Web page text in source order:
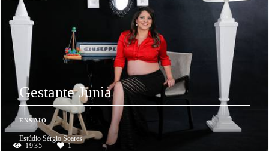
Gestante Junia
ENSAIO
Estúdio Sérgio Soares
1935
1